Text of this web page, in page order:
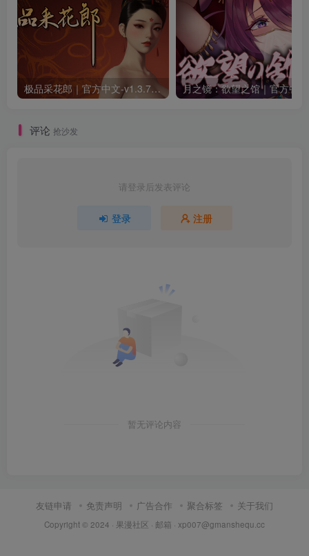
极品采花郎｜官方中文-v1.3.7+满金币初始存档+通关存档｜7.11G｜免安装
评论 抢沙发
请登录后发表评论
登录 注册
暂无评论内容
友链申请 免责声明 广告合作 聚合标签 关于我们
Copyright © 2024 · 果漫社区 · 邮箱 · xp007@gmanshequ.cc